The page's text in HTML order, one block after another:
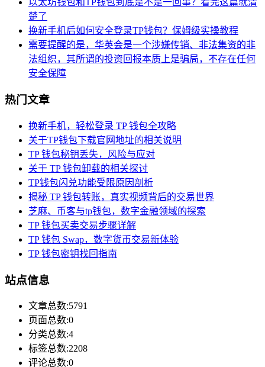
以太坊钱包和TP钱包到底是不是一回事？看完这篇就清
楚了
换新手机后如何安全登录TP钱包？保姆级实操教程
需要提醒的是，华英会是一个涉嫌传销、非法集资的非
法组织，其所谓的投资回报本质上是骗局，不存在任何
安全保障
热门文章
换新手机，轻松登录 TP 钱包全攻略
关于TP钱包下载官网地址的相关说明
TP 钱包秘钥丢失，风险与应对
关于 TP 钱包卸载的相关探讨
TP钱包闪兑功能受限原因剖析
揭秘 TP 钱包转账，真实视频背后的交易世界
芝麻、币客与tp钱包，数字金融领域的探索
TP 钱包买卖交易步骤详解
TP 钱包 Swap，数字货币交易新体验
TP 钱包密钥找回指南
站点信息
文章总数:5791
页面总数:0
分类总数:4
标签总数:2208
评论总数:0